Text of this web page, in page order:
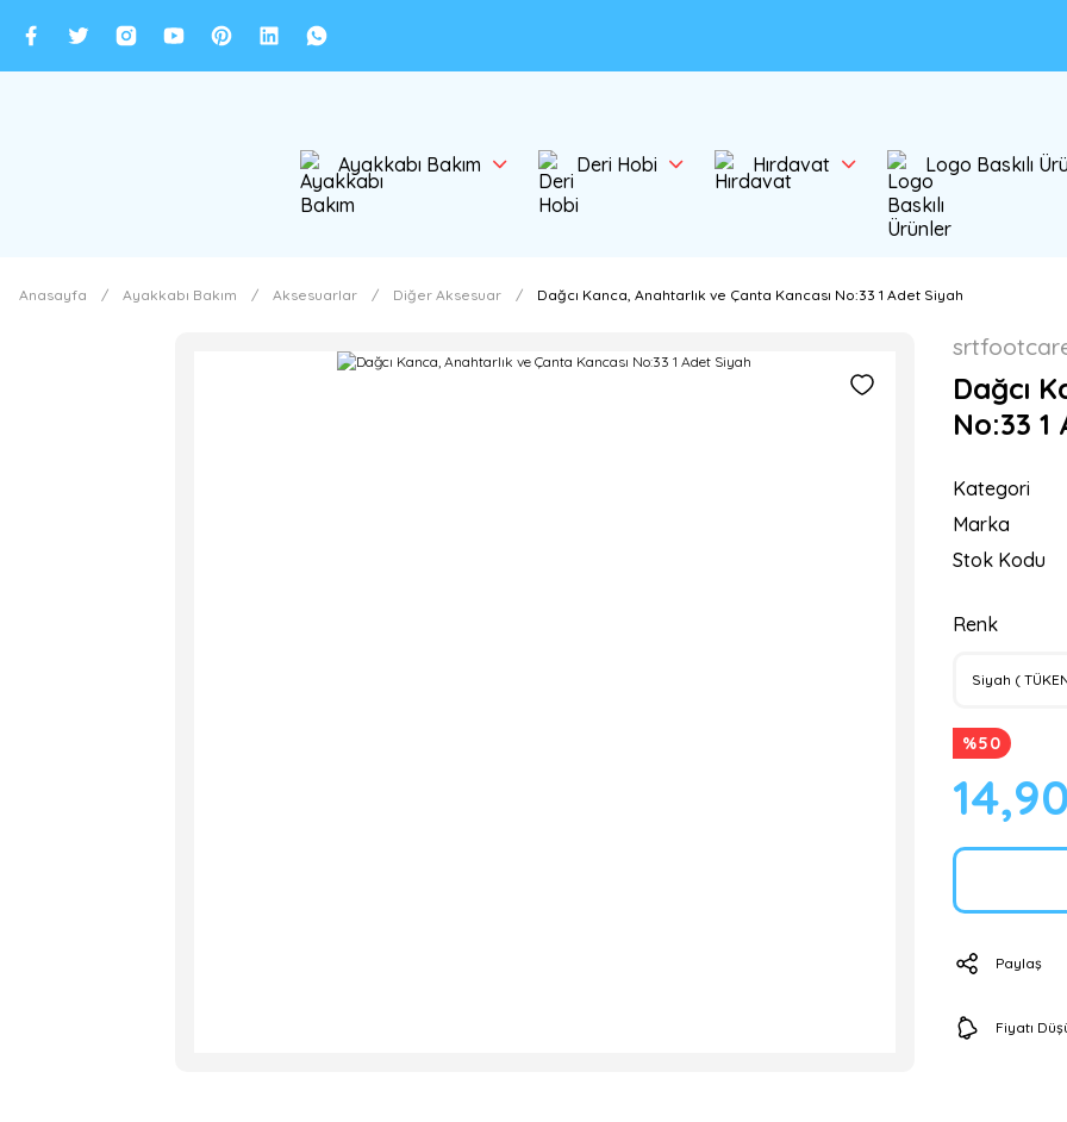
Ayakkabı Bakım Deri Hobi Hırdavat Logo Baskılı
Anasayfa Ayakkabı Bakım Aksesuarlar Diğer Aksesuar Dağcı Kanca, Anahtarlık ve Çanta Kancası No:33 1 Adet Siyah
Dağcı
No:33 1
Kategori
Marka
Stok Kodu
Renk
%50
Paylaş
Fiyatı